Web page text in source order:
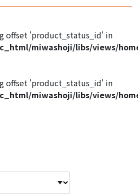
miwashoji/libs/views/
on line47
miwashoji/libs/views/
on line47
offset 'product_status_id' in
miwashoji/libs/views/
offset 'product_status_id' in
miwashoji/libs/views/